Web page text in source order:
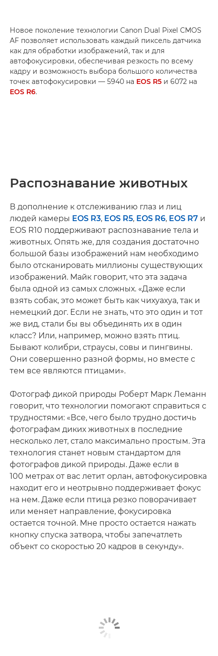
Новое поколение технологии Canon Dual Pixel CMOS
AF позволяет использовать каждый пиксель датчика
как для обработки изображений, так и для
автофокусировки, обеспечивая резкость по всему
кадру и возможность выбора большого количества
точек автофокусировки — 5940 на EOS R5 и 6072 на
EOS R6.
Распознавание животных
В дополнение к отслеживанию глаз и лиц
людей камеры EOS R3, EOS R5, EOS R6, EOS R7 и
EOS R10 поддерживают распознавание тела и
животных. Опять же, для создания достаточно
большой базы изображений нам необходимо
было отсканировать миллионы существующих
изображений. Майк говорит, что эта задача
была одной из самых сложных. «Даже если
взять собак, это может быть как чихуахуа, так и
немецкий дог. Если не знать, что это один и тот
же вид, стали бы вы объединять их в один
класс? Или, например, можно взять птиц.
Бывают колибри, страусы, совы и пингвины.
Они совершенно разной формы, но вместе с
тем все являются птицами».
Фотограф дикой природы Роберт Марк Леманн
говорит, что технологии помогают справиться с
трудностями: «Все, чего было трудно достичь
фотографам диких животных в последние
несколько лет, стало максимально простым. Эта
технология станет новым стандартом для
фотографов дикой природы. Даже если в
100 метрах от вас летит орлан, автофокусировка
находит его и неотрывно поддерживает фокус
на нем. Даже если птица резко поворачивает
или меняет направление, фокусировка
остается точной. Мне просто остается нажать
кнопку спуска затвора, чтобы запечатлеть
объект со скоростью 20 кадров в секунду».